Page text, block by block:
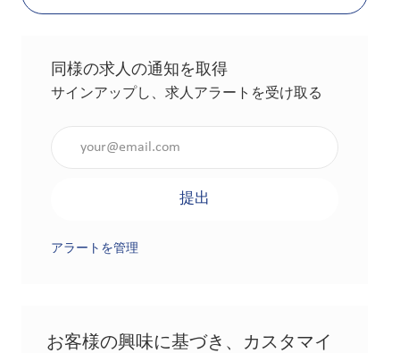
同様の求人の通知を取得
サインアップし、求人アラートを受け取る
提出
アラートを管理
お客様の興味に基づき、カスタマイ